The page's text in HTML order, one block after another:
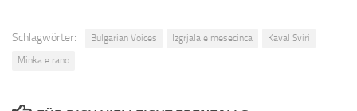
Schlagwörter: Bulgarian Voices Izgrjala e mesecinca
Kaval Sviri
Minka e rano